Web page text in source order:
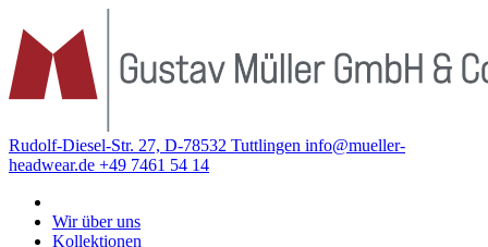
Rudolf-Diesel-Str. 27, D-78532 Tuttlingen info@mueller-
headwear.de +49 7461 54 14
Wir über uns
Kollektionen